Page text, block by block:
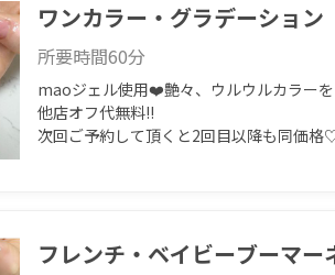
ワンカラー・グラデーション
所要時間60分
maoジェル使用❤️艶々、ウルウルカラー
他店オフ代無料‼︎
次回ご予約して頂くと2回目以降も同価格
フレンチ・ベイビーブーマー